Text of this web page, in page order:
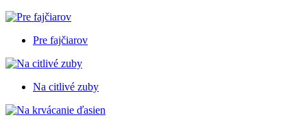
Pre fajčiarov
Na citlivé zuby